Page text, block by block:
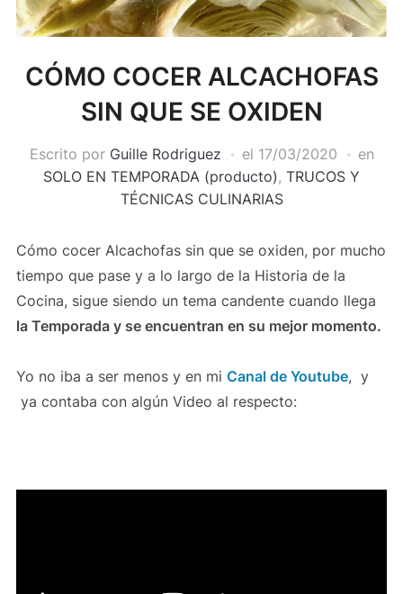
CÓMO COCER ALCACHOFAS
SIN QUE SE OXIDEN
Escrito por Guille Rodriguez el 17/03/2020
en
SOLO EN TEMPORADA (producto) , TRUCOS Y
TÉCNICAS CULINARIAS
Cómo cocer Alcachofas sin que se oxiden, por mucho
tiempo que pase y a lo largo de la Historia de la
Cocina, sigue siendo un tema candente cuando llega
la Temporada y se encuentran en su mejor momento.
Yo no iba a ser menos y en mi Canal de Youtube, y
ya contaba con algún Video al respecto: